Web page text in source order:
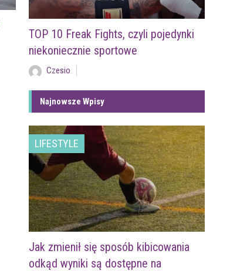
TOP 10 Freak Fights, czyli pojedynki
niekoniecznie sportowe
Czesio
Najnowsze Wpisy
LIFESTYLE
Jak zmienił się sposób kibicowania
odkąd wyniki są dostępne na